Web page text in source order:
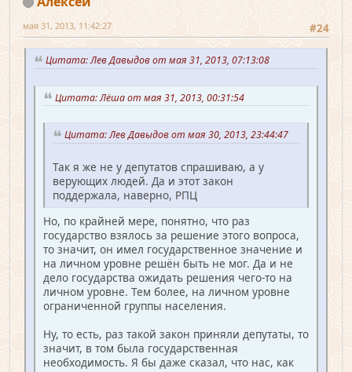
#24
мая 31, 2013, 11:42:27
Цитата: Лев Давыдов от мая 31, 2013, 07:13:08
Цитата: Лёша от мая 31, 2013, 00:31:54
Цитата: Лев Давыдов от мая 30, 2013, 23:44:47
Так я же не у депутатов спрашиваю, а у
верующих людей. Да и этот закон
поддержала, наверно, РПЦ
Но, по крайней мере, понятно, что раз
государство взялось за решение этого вопроса,
то значит, он имел государственное значение и
на личном уровне решён быть не мог. Да и не
дело государства ожидать решения чего-то на
личном уровне. Тем более, на личном уровне
ограниченной группы населения.
Ну, то есть, раз такой закон приняли депутаты, то
значит, в том была государственная
необходимость. Я бы даже сказал, что нас, как